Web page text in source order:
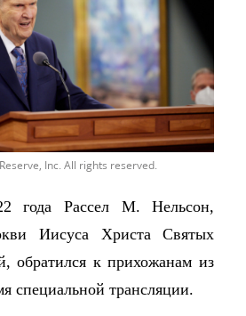
Inc. All rights reserved.
года Рассел М. Нельсон,
Иисуса Христа Святых
обратился к прихожанам из
специальной трансляции.